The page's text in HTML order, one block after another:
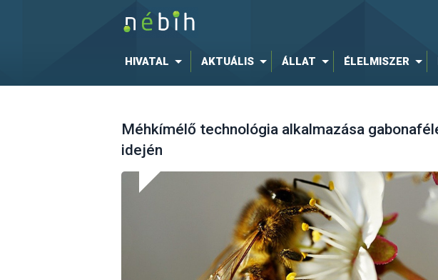
HIVATAL AKTUÁLIS ÁLLAT ÉLELMISZER
Méhkímélő technológia alkalmazása
idején